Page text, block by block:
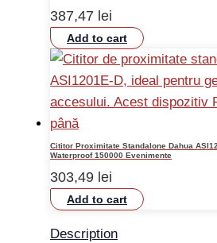
387,47 lei
Add to cart
Cititor Proximitate Standalone Dahua
Waterproof 150000 Evenimente
303,49 lei
Add to cart
Description